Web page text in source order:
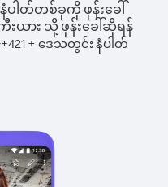
ပါတ်တစ်ခုကို ဖုန်းခေါ်
ယား သို့ ဖုန်းခေါ်ဆိုရန်
+421+ ဒေသတွင်း နံပါတ်